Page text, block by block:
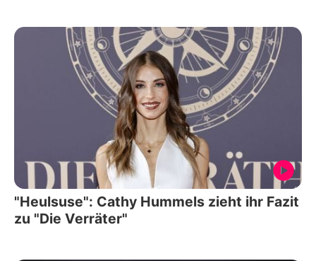
"Heulsuse": Cathy Hummels zieht ihr Fazit
zu "Die Verräter"